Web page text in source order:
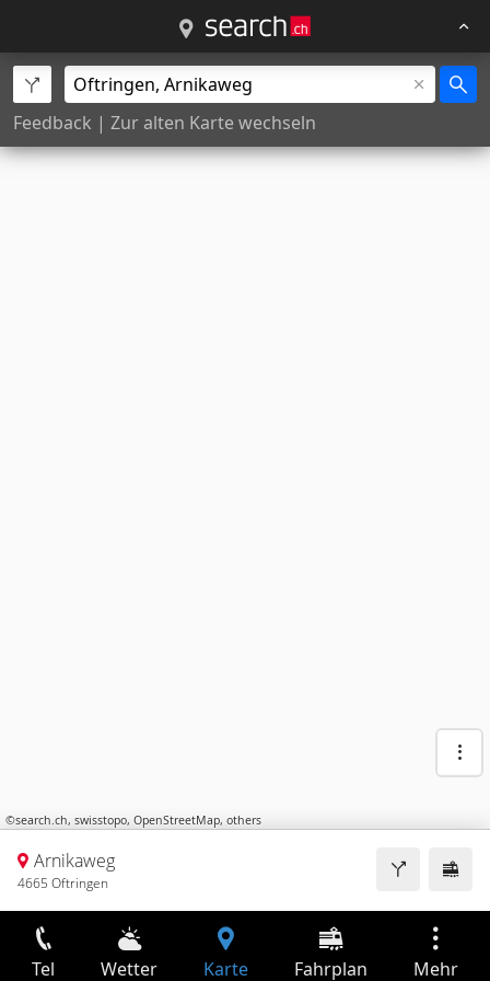
Feedback | Zur alten Karte wechseln
©search.ch, swisstopo, OpenStreetMap, others
Arnikaweg
4665 Oftringen
Tel Wetter Karte Fahrplan Mehr